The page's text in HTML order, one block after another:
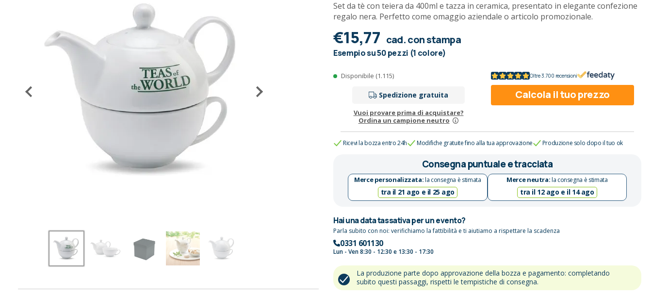
Set da tè con teiera da 400ml e tazza in ceramica, presentato in elegante confezione
regalo nera. Perfetto come omaggio aziendale o articolo promozionale.
€15,77 cad. con stampa
Esempio su 50 pezzi (1 colore)
Disponibile (1.115)
Spedizione gratuita
Vuoi provare prima di acquistare?
Ordina un campione neutro
Oltre 3.700 recensioni
Calcola il tuo prezzo
Ricevi la bozza entro 24h Modifiche gratuite fino alla tua approvazione Produzione solo dopo il tuo ok
Consegna puntuale e tracciata
Merce personalizzata:la consegna è stimata
tra il 21 ago e il 25 ago
Merce neutra:la consegna è stimata
tra il 12 ago e il 14 ago
Hai una data tassativa per un evento?
Parla subito con noi: verifichiamo la fattibilità e ti aiutiamo a rispettare la scadenza
0331 601130
Lun - Ven 8:30 - 12:30 e 13:30 - 17:30
La produzione parte dopo approvazione della bozza e pagamento: completando
subito questi passaggi, rispetti le tempistiche di consegna.